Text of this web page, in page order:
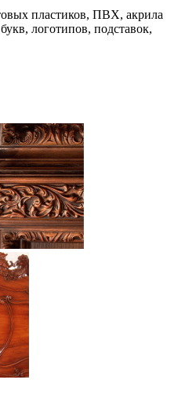
пластиков, ПВХ, акрила
логотипов, подставок,